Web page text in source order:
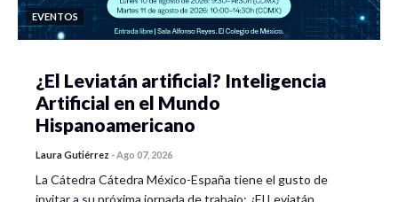
EVENTOS
¿El Leviatán artificial? Inteligencia
Artificial en el Mundo
Hispanoamericano
Laura Gutiérrez -Ago 07, 2026
La Cátedra Cátedra México-España tiene el gusto de
invitar a su próxima jornada de trabajo: ¿El Leviatán